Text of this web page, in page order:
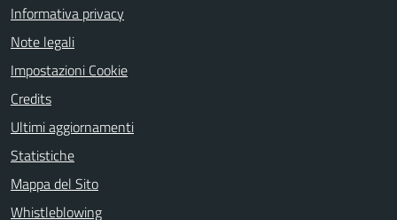
Informativa privacy
Note legali
Impostazioni Cookie
Credits
Ultimi aggiornamenti
Statistiche
Mappa del Sito
Whistleblowing